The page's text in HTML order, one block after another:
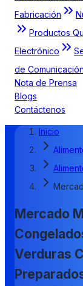
Fabricación
Productos
Electrónico
de
Nota de Prensa
Blogs
Contáctenos
Inicio
Mercado
Verduras